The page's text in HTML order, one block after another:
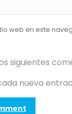
web en este
siguientes
nueva